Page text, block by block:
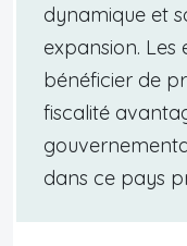
dynamique et
expansion.
bénéficier de
fiscalité
dans ce pays